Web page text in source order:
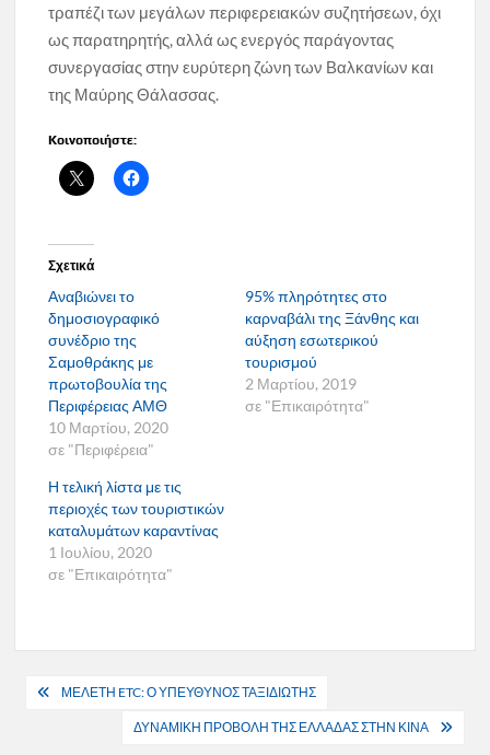
τραπέζι των μεγάλων περιφερειακών συζητήσεων, όχι
ως παρατηρητής, αλλά ως ενεργός παράγοντας
συνεργασίας στην ευρύτερη ζώνη των Βαλκανίων και
της Μαύρης Θάλασσας.
Κοινοποιήστε:
Σχετικά
Αναβιώνει το
δημοσιογραφικό
συνέδριο της
Σαμοθράκης με
πρωτοβουλία της
Περιφέρειας ΑΜΘ
10 Μαρτίου, 2020
σε "Περιφέρεια"
95% πληρότητες στο
καρναβάλι της Ξάνθης και
αύξηση εσωτερικού
τουρισμού
2 Μαρτίου, 2019
σε "Επικαιρότητα"
Η τελική λίστα με τις
περιοχές των τουριστικών
καταλυμάτων καραντίνας
1 Ιουλίου, 2020
σε "Επικαιρότητα"
Πλοήγηση
ΜΕΛΕΤΗ ETC: Ο ΥΠΕΥΘΥΝΟΣ ΤΑΞΙΔΙΩΤΗΣ
ΔΥΝΑΜΙΚΗ ΠΡΟΒΟΛΗ ΤΗΣ ΕΛΛΑΔΑΣ ΣΤΗΝ ΚΙΝΑ